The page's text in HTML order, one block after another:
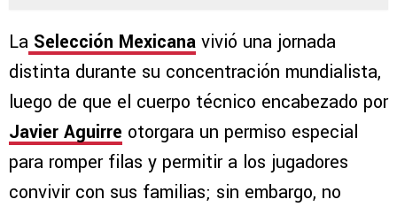
La Selección Mexicana vivió una jornada
distinta durante su concentración mundialista,
luego de que el cuerpo técnico encabezado por
Javier Aguirre otorgara un permiso especial
para romper filas y permitir a los jugadores
convivir con sus familias; sin embargo, no